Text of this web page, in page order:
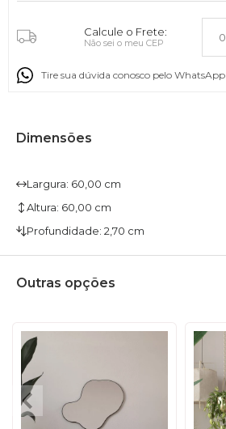
Calcule o Frete:
Não sei o meu CEP
Tire sua dúvida conosco pelo WhatsApp
Dimensões
Largura: 60,00 cm
Altura: 60,00 cm
Profundidade: 2,70 cm
Outras opções